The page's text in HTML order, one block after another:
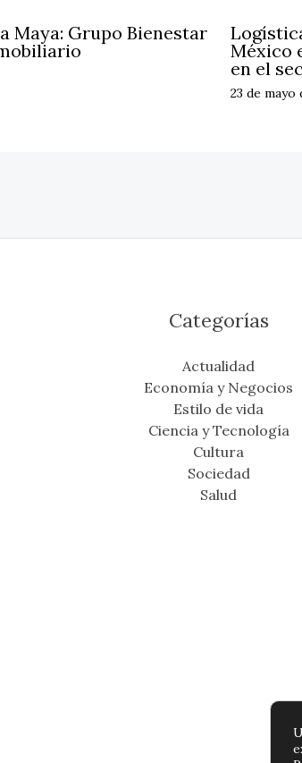
Maya: Grupo Bienestar
México
en el
23 de mayo
Categorías
Actualidad
Economía y Negocios
Estilo de vida
Ciencia y Tecnología
Cultura
Sociedad
Salud